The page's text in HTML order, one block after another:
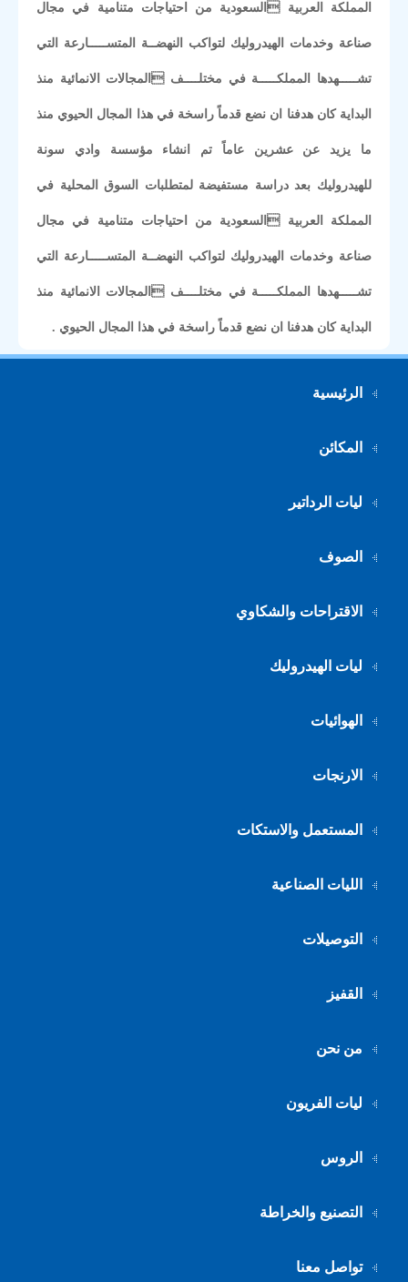
المملكة العربية السعودية من احتياجات متنامية في مجال
صناعة وخدمات الهيدروليك لتواكب النهضــة المتســـــارعة التي
تشـــــهدها المملكـــــة في مختلــــف المجالات الانمائية منذ
البداية كان هدفنا ان نضع قدماً راسخة في هذا المجال الحيوي منذ
ما يزيد عن عشرين عاماً تم انشاء مؤسسة وادي سونة
للهيدروليك بعد دراسة مستفيضة لمتطلبات السوق المحلية في
المملكة العربية السعودية من احتياجات متنامية في مجال
صناعة وخدمات الهيدروليك لتواكب النهضــة المتســـــارعة التي
تشـــــهدها المملكـــــة في مختلــــف المجالات الانمائية منذ
البداية كان هدفنا ان نضع قدماً راسخة في هذا المجال الحيوي .
الرئيسية
المكائن
ليات الرداتير
الصوف
الاقتراحات والشكاوي
ليات الهيدروليك
الهوائيات
الارنجات
المستعمل والاستكات
الليات الصناعية
التوصيلات
القفيز
من نحن
ليات الفريون
الروس
التصنيع والخراطة
تواصل معنا